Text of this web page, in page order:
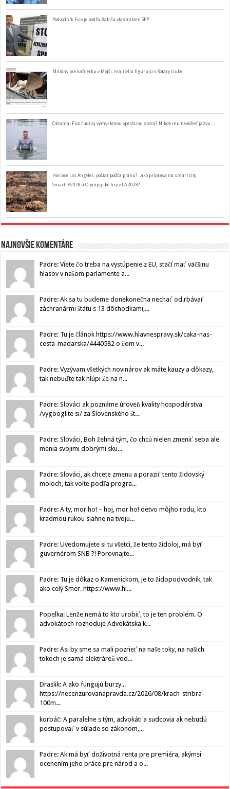
Podvodník Fico je podľa Babiša vlastníkom SPP
Milióny pre kafilérku v Mojši, majitelia figurujú v Rotary clube
Oklamal Fico ľudí aj vymyslenou operáciou srdca? Nikde mu nevidieť jazvu…
Horiace Los Angeles, požiar podľa plánu? ..ako príprava na smart city
SmartLA2028 a Olympijské hry v LA 2028?
Najnovšie komentáre
Padre: Viete čo treba na vystúpenie z EU, stačí mať väčšinu
hlasov v našom parlamente a...
Padre: Ak sa tu budeme donekonečna nechať od.rbávať
záchranármi štátu s 13 dôchodkami,...
Padre: Tu je článok https://www.hlavnespravy.sk/caka-nas-
cesta-madarska/4440582 o čom v...
Padre: Vyzývam všetkých novinárov ak máte kauzy a dôkazy,
tak nebuďte tak hlúpi že na n...
Padre: Slováci ak poznáme úroveň kvality hospodárstva
/vygooglite si/ za Slovenského št...
Padre: Slováci, Boh žehná tým, čo chcú nielen zmeniť seba ale
menia svojimi dobrými sku...
Padre: Slováci, ak chcete zmenu a poraziť tento židovský
moloch, tak volte podľa progra...
Padre: A ty, mor ho! – hoj, mor ho! detvo môjho rodu, kto
kradmou rukou siahne na tvoju...
Padre: Uvedomujete si tu všetci, že tento židoloj, má byť
guvernérom SNB ?! Porovnajte...
Padre: Tu je dôkaz o Kamenickom, je to židopodvodník, tak
ako celý Smer. https://www.hl...
Popelka: Lenže nemá to kto urobiť, to je ten problém. O
advokátoch rozhoduje Advokátska k...
Padre: Asi by sme sa mali pozrieť na naše toky, na našich
tokoch je samá elektráreň vod...
Draslik: A ako fungujú burzy...
https://necenzurovanapravda.cz/2026/08/krach-stribra-
100m...
korbáč: A paralelne s tým, advokáti a sudcovia ak nebudú
postupovať v súlade so zákonom,...
Padre: Ak má byť doživotná renta pre premiéra, akýmsi
ocenením jeho práce pre národ a o...